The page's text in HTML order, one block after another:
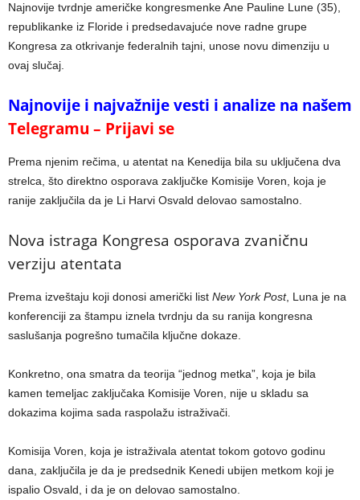
Najnovije tvrdnje američke kongresmenke Ane Pauline Lune (35),
republikanke iz Floride i predsedavajuće nove radne grupe
Kongresa za otkrivanje federalnih tajni, unose novu dimenziju u
ovaj slučaj.
Najnovije i najvažnije vesti i analize na našem
Telegramu – Prijavi se
Prema njenim rečima, u atentat na Kenedija bila su uključena dva
strelca, što direktno osporava zaključke Komisije Voren, koja je
ranije zaključila da je Li Harvi Osvald delovao samostalno.
Nova istraga Kongresa osporava zvaničnu
verziju atentata
Prema izveštaju koji donosi američki list New York Post, Luna je na
konferenciji za štampu iznela tvrdnju da su ranija kongresna
saslušanja pogrešno tumačila ključne dokaze.
Konkretno, ona smatra da teorija “jednog metka”, koja je bila
kamen temeljac zaključaka Komisije Voren, nije u skladu sa
dokazima kojima sada raspolažu istraživači.
Komisija Voren, koja je istraživala atentat tokom gotovo godinu
dana, zaključila je da je predsednik Kenedi ubijen metkom koji je
ispalio Osvald, i da je on delovao samostalno.